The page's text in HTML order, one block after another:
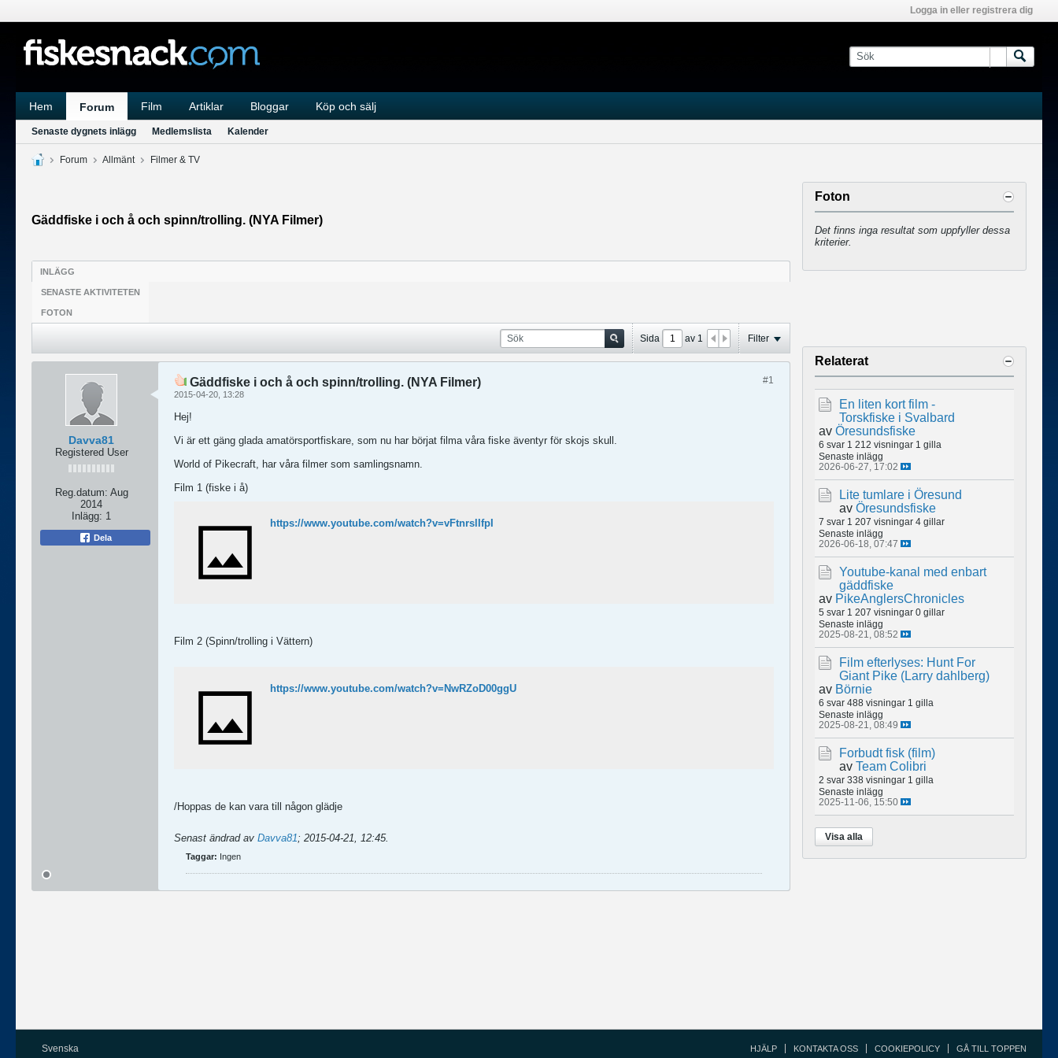
Logga in eller registrera dig
Hem Forum Film Artiklar Bloggar Köp och sälj
Senaste dygnets inlägg Medlemslista Kalender
Forum Allmänt Filmer & TV
Gäddfiske i och å och spinn/trolling. (NYA Filmer)
INLÄGG
SENASTE AKTIVITETEN
FOTON
Sida av 1 Filter
Davva81
Registered User
Reg.datum: Aug
2014
Inlägg: 1
Dela
#1
Gäddfiske i och å och spinn/trolling. (NYA Filmer)
2015-04-20, 13:28
Hej!
Vi är ett gäng glada amatörsportfiskare, som nu har börjat filma våra fiske äventyr för skojs skull.
World of Pikecraft, har våra filmer som samlingsnamn.
Film 1 (fiske i å)
https://www.youtube.com/watch?v=vFtnrslIfpI
Film 2 (Spinn/trolling i Vättern)
https://www.youtube.com/watch?v=NwRZoD00ggU
/Hoppas de kan vara till någon glädje
Senast ändrad av Davva81; 2015-04-21, 12:45.
Taggar: Ingen
Foton
Det finns inga resultat som uppfyller dessa
kriterier.
Relaterat
En liten kort film -
Torskfiske i Svalbard
av Öresundsfiske
6 svar 1 212 visningar 1 gilla
Senaste inlägg
2026-06-27, 17:02
Lite tumlare i Öresund
av Öresundsfiske
7 svar 1 207 visningar 4 gillar
Senaste inlägg
2026-06-18, 07:47
Youtube-kanal med enbart
gäddfiske
av PikeAnglersChronicles
5 svar 1 207 visningar 0 gillar
Senaste inlägg
2025-08-21, 08:52
Film efterlyses: Hunt For
Giant Pike (Larry dahlberg)
av Börnie
6 svar 488 visningar 1 gilla
Senaste inlägg
2025-08-21, 08:49
Forbudt fisk (film)
av Team Colibri
2 svar 338 visningar 1 gilla
Senaste inlägg
2025-11-06, 15:50
Visa alla
Svenska HJÄLP KONTAKTA OSS COOKIEPOLICY GÅ TILL TOPPEN